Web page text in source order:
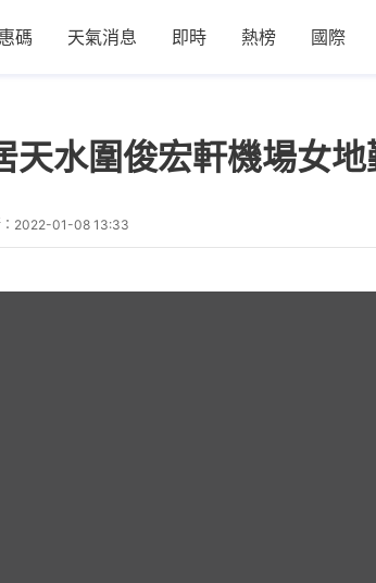
碼 天氣消息 即時 熱榜 國際
天水圍俊宏軒機場女
2022-01-08 13:33